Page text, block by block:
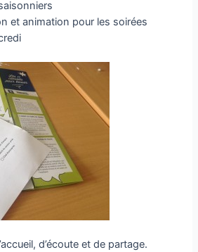
et animation pour les soirées
d’écoute et de partage.